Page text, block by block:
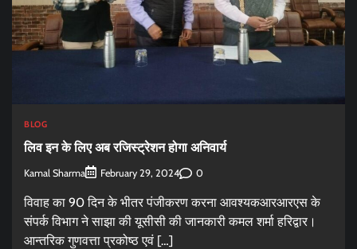
BLOG
लिव इन के लिए अब रजिस्ट्रेशन होगा अनिवार्य
Kamal Sharma February 29, 2024 0
विवाह का 90 दिन के भीतर पंजीकरण करना आवश्यकआरआरएस के
संपर्क विभाग ने साझा की यूसीसी की जानकारी कमल शर्मा हरिद्वार।
आन्तरिक गुणवत्ता प्रकोष्ठ एवं […]